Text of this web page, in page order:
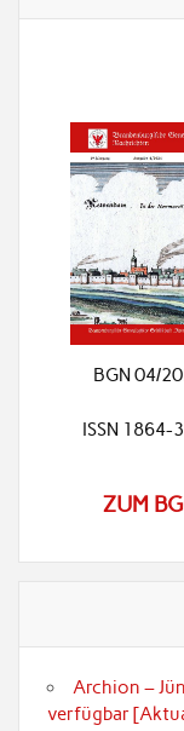
BGN 04/
ISSN 1864-
ZUM
Archion –
verfügbar